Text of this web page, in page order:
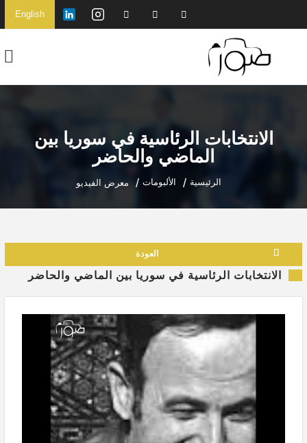
English
الانتخابات الرئاسية في سوريا بين
الماضي والحاضر
الرئيسية الألبومات معرض الفيديو
العودة
الانتخابات الرئاسية في سوريا بين الماضي والحاضر